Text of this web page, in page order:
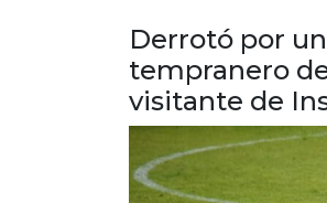
Derrotó por
tempranero
visitante de